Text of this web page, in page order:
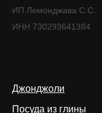
ИП Лемонджава С.С.
ИНН 730293641384
Джонджоли
Посуда из глины